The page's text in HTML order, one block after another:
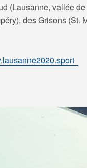
(Lausanne, vallée
des Grisons (St.